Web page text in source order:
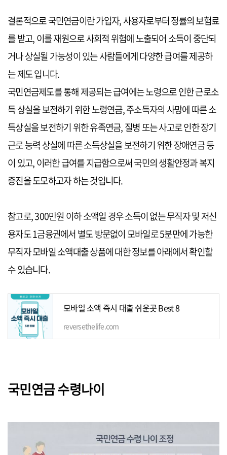
결론적으로 국민연금이란 가입자, 사용자로부터 정률의 보험료
를 받고, 이를 재원으로 사회적 위험에 노출되어 소득이 중단되
거나 상실될 가능성이 있는 사람들에게 다양한 급여를 제공하
는 제도 입니다.
국민연금제도를 통해 제공되는 급여에는 노령으로 인한 근로소
득 상실을 보전하기 위한 노령연금, 주소득자의 사망에 따른 소
득상실을 보전하기 위한 유족연금, 질병 또는 사고로 인한 장기
근로 능력 상실에 따른 소득상실을 보전하기 위한 장애연금 등
이 있고, 이러한 급여를 지급함으로써 국민의 생활안정과 복지
증진을 도모하고자 하는 것입니다.
참고로, 300만원 이하 소액일 경우 소득이 없는 무직자 및 저신
용자도 1금융권에서 별도 방문없이 모바일로 5분만에 가능한
무직자 모바일 소액대출 상품에 대한 정보를 아래에서 확인할
수 있습니다.
모바일 소액 즉시 대출 쉬운곳 Best 8
reversethelife.com
국민연금 수령나이